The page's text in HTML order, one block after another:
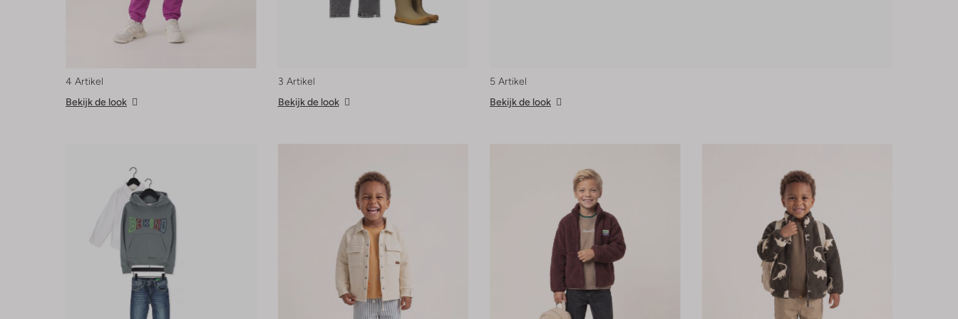
5 Artikel
Bekijk de look
4 Artikel
Bekijk de look
3 Artikel
Bekijk de look